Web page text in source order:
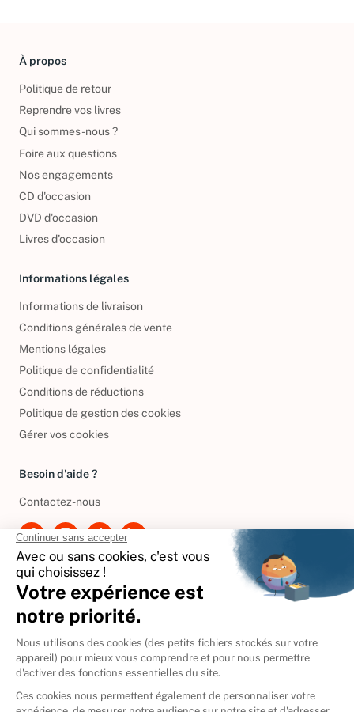
À propos
Politique de retour
Reprendre vos livres
Qui sommes-nous ?
Foire aux questions
Nos engagements
CD d'occasion
DVD d'occasion
Livres d’occasion
Informations légales
Informations de livraison
Conditions générales de vente
Mentions légales
Politique de confidentialité
Conditions de réductions
Politique de gestion des cookies
Gérer vos cookies
Besoin d'aide ?
Contactez-nous
International
🇪🇸 Espagne
🇩🇪Allemagne
🇮🇹 Italie